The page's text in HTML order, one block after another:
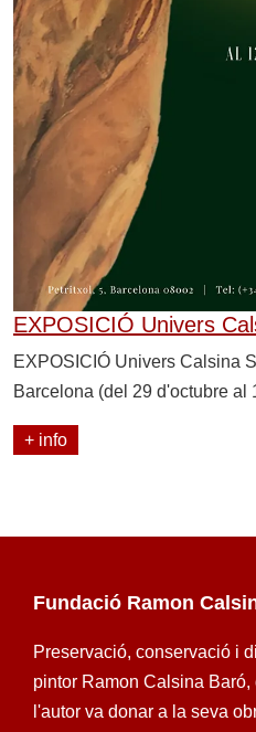
EXPOSICIÓ Univers
EXPOSICIÓ Univers Calsina
Barcelona (del 29 d'octubre al
+ info
Fundació Ramon
Preservació, conservació i
pintor Ramon Calsina
l'autor va donar a la seva